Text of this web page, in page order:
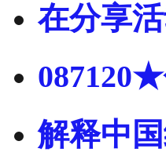
在分享
解释中